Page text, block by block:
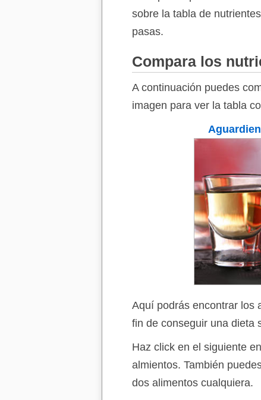
sobre la tabla de
pasas.
Compara los
A continuación puedes
imagen para ver la tabla
Aquí podrás encontrar los
fin de conseguir una dieta
Haz click en el siguiente
almientos. También
dos alimentos cualquiera.